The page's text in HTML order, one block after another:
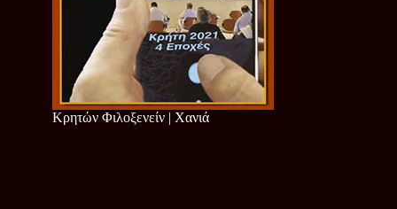
Κρητών Φιλοξενείν | Χανιά